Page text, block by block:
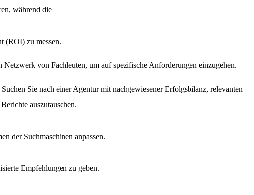
während die
(ROI) zu messen.
von Fachleuten, um auf spezifische Anforderungen einzugehen.
Sie nach einer Agentur mit nachgewiesener Erfolgsbilanz, relevanten
auszutauschen.
der Suchmaschinen anpassen.
Empfehlungen zu geben.